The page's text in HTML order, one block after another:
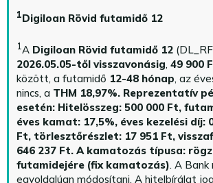
1Digiloan Rövid futamidő 12
1A Digiloan Rövid futamidő 12
2026.05.05-től visszavonásig, 49 900
között, a futamidő 12-48 hónap, az
nincs, a THM 18,97%. Reprezentatív
esetén: Hitelösszeg: 500 000 Ft,
éves kamat: 17,5%, éves kezelési díj:
Ft, törlesztőrészlet: 17 951 Ft,
646 237 Ft. A kamatozás típusa:
futamidejére (fix kamatozás). A
egyoldalúan módosítani. A hitelbírálat